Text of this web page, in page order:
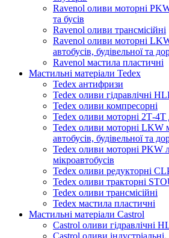
Ravenol оливи моторні
та бусів
Ravenol оливи трансмісійні
Ravenol оливи моторні
автобусів, будівельної та
Ravenol мастила пластичні
Мастильні матеріали Tedex
Tedex антифризи
Tedex оливи гідравлічні
Tedex оливи компресорні
Tedex оливи моторні 2Т-4Т
Tedex оливи моторні LKW
автобусів, будівельної та
Tedex оливи моторні PKW
мікроавтобусів
Tedex оливи редукторні
Tedex оливи тракторні
Tedex оливи трансмісійні
Tedex мастила пластичні
Мастильні матеріали Castrol
Castrol оливи гідравлічні
Castrol оливи індустріальні.